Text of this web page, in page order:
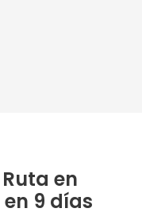
en
9 días